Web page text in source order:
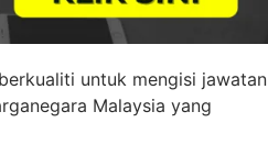
untuk mengisi jawatan
Malaysia yang